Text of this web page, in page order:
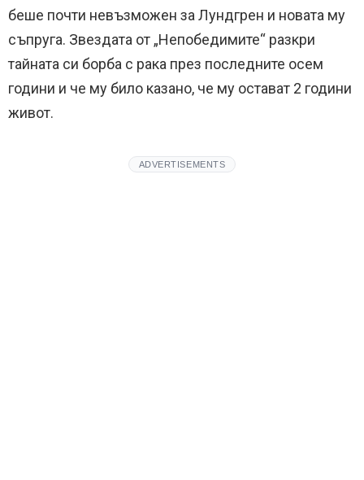
беше почти невъзможен за Лундгрен и новата му
съпруга. Звездата от „Непобедимите“ разкри
тайната си борба с рака през последните осем
години и че му било казано, че му остават 2 години
живот.
ADVERTISEMENTS